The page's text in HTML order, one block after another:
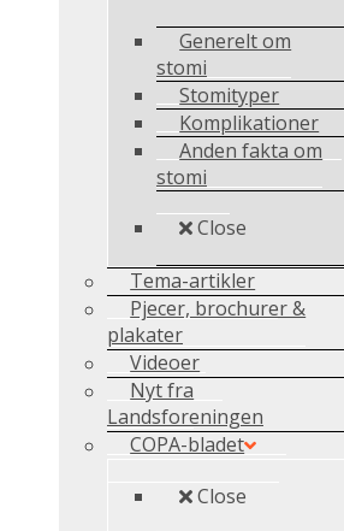
Generelt om
stomi
Stomityper
Komplikationer
Anden fakta om
stomi
Close
Tema-artikler
Pjecer, brochurer &
plakater
Videoer
Nyt fra
Landsforeningen
COPA-bladet
Close